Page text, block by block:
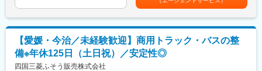
トラック・バス」の特約販売店として、香川県・徳島県・愛媛
県・高知県の三菱ふそうトラック（1.5トン～大型トラック）、バ
ス（大・中・小）を取り扱っている部門です。「FUSO」ブラン
ドは昔からお客様より厚い信頼を得ており、性能的にも優れてい
す。月給(月額)は固定手当を含めた表記です。
【愛媛・今治／未経験歓迎】商用トラック・バスの整
備※年休125日（土日祝）／安定性◎
四国三菱ふそう販売株式会社